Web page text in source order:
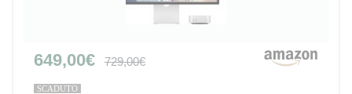
649,00€ 729,00€
SCADUTO